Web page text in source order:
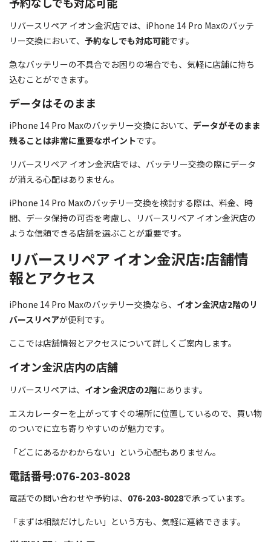
リバースリペア イオン金沢店では、iPhone 14 Pro Maxのバッテ
リー交換において、 予約なしでも対応可能です。
急なバッテリーの不具合でお困りの場合でも、気軽に店舗に持ち
込むことができます。
データはそのまま
iPhone 14 Pro Maxのバッテリー交換において、 データがそのまま
残ることは非常に重要なポイントです。
リバースリペア イオン金沢店では、バッテリー交換の際にデータ
が消える心配はありません。
iPhone 14 Pro Maxのバッテリー交換を検討する際は、料金、時
間、データ保持の可否を考慮し、リバースリペア イオン金沢店の
ような信頼できる店舗を選ぶことが重要です。
リバースリペア イオン金沢店:店舗情
報とアクセス
iPhone 14 Pro Maxのバッテリー交換なら、 イオン金沢店2階のリ
バースリペアが便利です。
ここでは店舗情報とアクセスについて詳しくご案内します。
イオン金沢店内の店舗
リバースリペアは、 イオン金沢店の2階にあります。
エスカレーターを上がってすぐの場所に位置しているので、買い物
のついでに立ち寄りやすいのが魅力です。
「どこにあるかわからない」という心配もありません。
電話番号:076-203-8028
電話での問い合わせや予約は、 076-203-8028で承っています。
「まずは相談だけしたい」という方も、気軽に連絡できます。